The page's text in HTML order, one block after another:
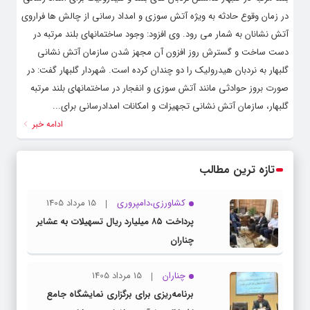
در زمان وقوع حادثه به ویژه آتش سوزی و امداد رسانی از چالش ها فراروی
آتش نشانان به شمار می رود. وی افزود: وجود ساختمانهای بلند مرتبه در
دست ساخت و گسترش روز افزون آن مجهز شدن سازمان آتش نشانی
گلبهار به نردبان هیدرولیک را دو چندان کرده است. شهردار گلبهار گفت: در
صورت بروز حوادثی مانند آتش سوزی و انفجار در ساختمانهای بلند مرتبه
گلبهار، سازمان آتش نشانی تجهیزات و امکانات امدادرسانی برای...
ادامه خبر
تازه ترین مطالب
کشاورزی،دامپروری
15 مرداد 1405
پرداخت ۸۵ میلیارد ریال تسهیلات به عشایر
چناران
چناران
15 مرداد 1405
برنامه‌ریزی برای برگزاری نمایشگاه جامع